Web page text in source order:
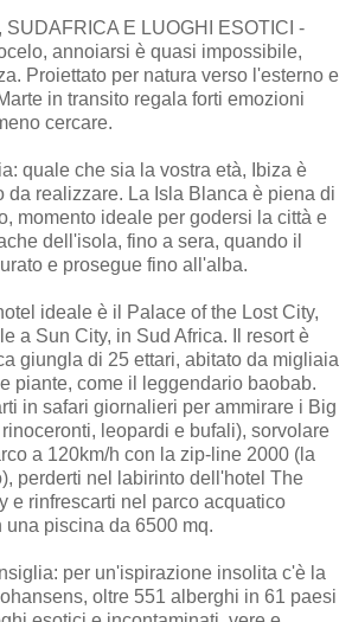
SUDAFRICA E LUOGHI ESOTICI -
annoiarsi è quasi impossibile,
Proiettato per natura verso l'esterno e
in transito regala forti emozioni
cercare.
quale che sia la vostra età, Ibiza è
da realizzare. La Isla Blanca è piena di
momento ideale per godersi la città e
dell'isola, fino a sera, quando il
e prosegue fino all'alba.
ideale è il Palace of the Lost City,
a Sun City, in Sud Africa. Il resort è
giungla di 25 ettari, abitato da migliaia
piante, come il leggendario baobab.
in safari giornalieri per ammirare i Big
leopardi e bufali), sorvolare
a 120km/h con la zip-line 2000 (la
perderti nel labirinto dell'hotel The
e rinfrescarti nel parco acquatico
una piscina da 6500 mq.
per un'ispirazione insolita c'è la
oltre 551 alberghi in 61 paesi